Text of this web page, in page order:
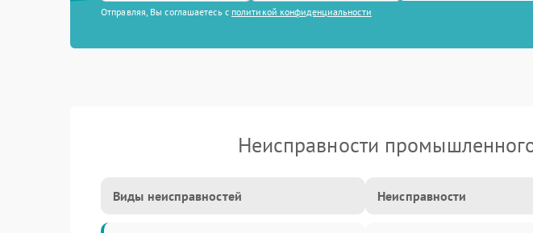
Отправляя, Вы соглашаетесь с политикой конфиденциальности
Неисправности
Виды неисправностей Неисправности